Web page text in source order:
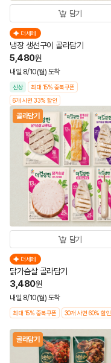
담기
더세페
냉장 생선구이 골라담기
5,480원
내일 8/10(월) 도착
신상
최대 15% 중복쿠폰
6개 사면 33% 할인
골라담기
담기
더세페
닭가슴살 골라담기
3,480원
내일 8/10(월) 도착
최대 15% 중복쿠폰 30개 사면 60% 할인
골라담기